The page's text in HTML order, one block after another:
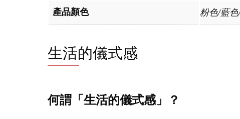
產品顏色 粉色/藍
生活的儀式感
何謂「生活的儀式感」？